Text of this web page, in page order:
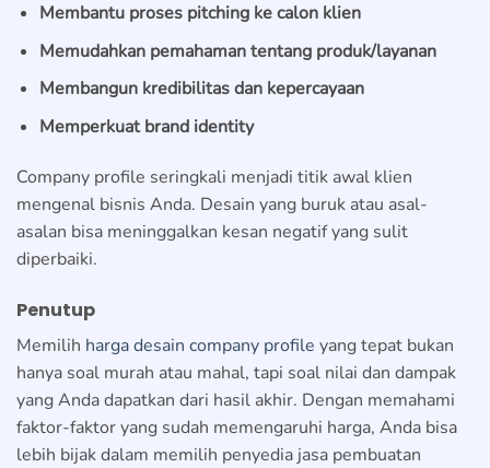
Membantu proses pitching ke calon klien
Memudahkan pemahaman tentang produk/layanan
Membangun kredibilitas dan kepercayaan
Memperkuat brand identity
Company profile seringkali menjadi titik awal klien
mengenal bisnis Anda. Desain yang buruk atau asal-
asalan bisa meninggalkan kesan negatif yang sulit
diperbaiki.
Penutup
Memilih harga desain company profile yang tepat bukan
hanya soal murah atau mahal, tapi soal nilai dan dampak
yang Anda dapatkan dari hasil akhir. Dengan memahami
faktor-faktor yang sudah memengaruhi harga, Anda bisa
lebih bijak dalam memilih penyedia jasa pembuatan